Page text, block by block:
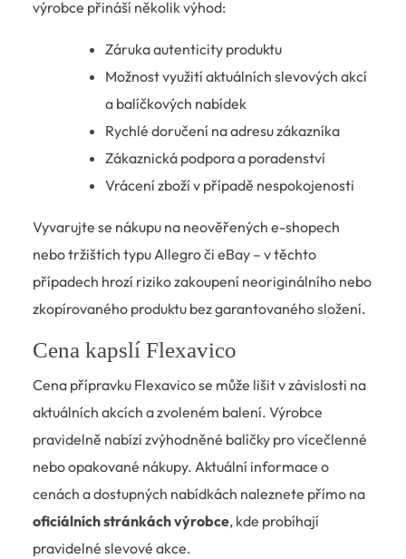
výrobce přináší několik výhod:
Záruka autenticity produktu
Možnost využití aktuálních slevových akcí
a balíčkových nabídek
Rychlé doručení na adresu zákazníka
Zákaznická podpora a poradenství
Vrácení zboží v případě nespokojenosti
Vyvarujte se nákupu na neověřených e-shopech
nebo tržištích typu Allegro či eBay – v těchto
případech hrozí riziko zakoupení neoriginálního nebo
zkopírovaného produktu bez garantovaného složení.
Cena kapslí Flexavico
Cena přípravku Flexavico se může lišit v závislosti na
aktuálních akcích a zvoleném balení. Výrobce
pravidelně nabízí zvýhodněné balíčky pro vícečlenné
nebo opakované nákupy. Aktuální informace o
cenách a dostupných nabídkách naleznete přímo na
oficiálních stránkách výrobce, kde probíhají
pravidelné slevové akce.